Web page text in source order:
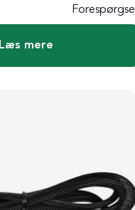
Forespørgsel
Læs mere